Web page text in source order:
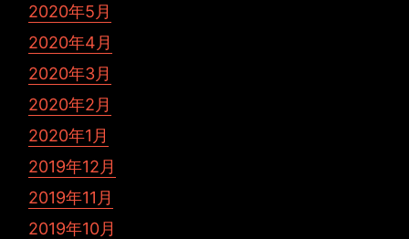
2020年5月
2020年4月
2020年3月
2020年2月
2020年1月
2019年12月
2019年11月
2019年10月